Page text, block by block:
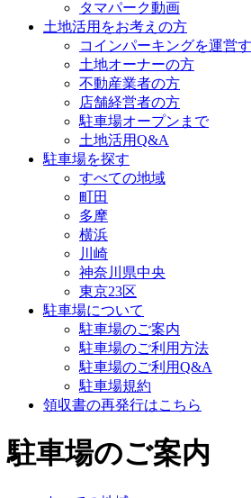
タマパーク動画
土地活用をお考えの方
コインパーキングを運営
土地オーナーの方
不動産業者の方
店舗経営者の方
駐車場オープンまで
土地活用Q&A
駐車場を探す
すべての地域
町田
多摩
横浜
川崎
神奈川県中央
東京23区
駐車場について
駐車場のご案内
駐車場のご利用方法
駐車場のご利用Q&A
駐車場規約
領収書の再発行はこちら
駐車場のご案内